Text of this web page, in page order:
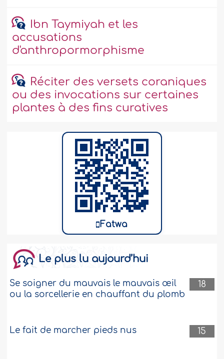
Ibn Taymiyah et les
accusations
d'anthropormorphisme
Réciter des versets coraniques
ou des invocations sur certaines
plantes à des fins curatives
Fatwa
Le plus lu aujourd’hui
18
Se soigner du mauvais le mauvais œil
ou la sorcellerie en chauffant du plomb
15
Le fait de marcher pieds nus